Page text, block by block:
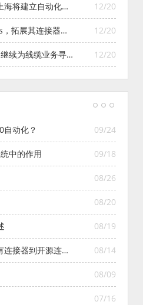
12/20
将建立自动化智
12/20
拓展其连接器系
12/20
续为线缆业务寻找
09/24
自动化？
09/18
中的作用
08/26
08/20
08/19
08/14
接器到开源连接
08/09
07/16